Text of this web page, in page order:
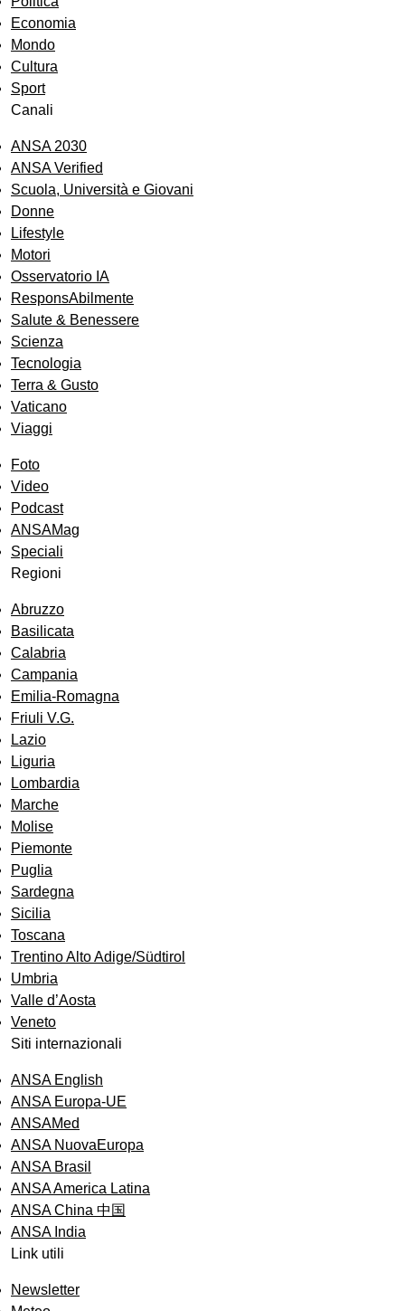
Economia
Mondo
Cultura
Sport
Canali
ANSA 2030
ANSA Verified
Scuola, Università e Giovani
Donne
Lifestyle
Motori
Osservatorio IA
ResponsAbilmente
Salute & Benessere
Scienza
Tecnologia
Terra & Gusto
Vaticano
Viaggi
Foto
Video
Podcast
ANSAMag
Speciali
Regioni
Abruzzo
Basilicata
Calabria
Campania
Emilia-Romagna
Friuli V.G.
Lazio
Liguria
Lombardia
Marche
Molise
Piemonte
Puglia
Sardegna
Sicilia
Toscana
Trentino Alto Adige/Südtirol
Umbria
Valle d’Aosta
Veneto
Siti internazionali
ANSA English
ANSA Europa-UE
ANSAMed
ANSA NuovaEuropa
ANSA Brasil
ANSA America Latina
ANSA China 中国
ANSA India
Link utili
Newsletter